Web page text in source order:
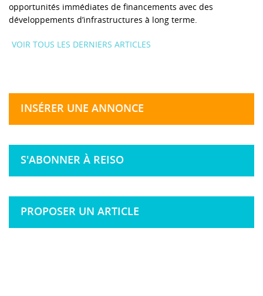
opportunités immédiates de financements avec des
développements d’infrastructures à long terme.
VOIR TOUS LES DERNIERS ARTICLES
INSÉRER UNE ANNONCE
S'ABONNER À REISO
PROPOSER UN ARTICLE